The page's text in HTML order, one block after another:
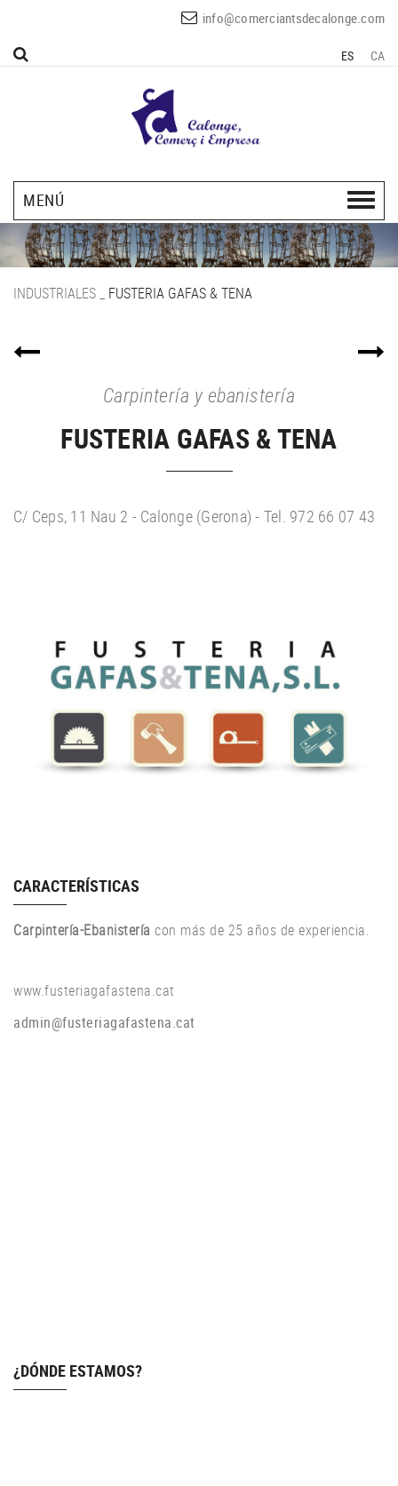
info@comerciantsdecalonge.com
ES CA
MENÚ
INDUSTRIALES FUSTERIA GAFAS & TENA
Carpintería y ebanistería
FUSTERIA GAFAS & TENA
C/ Ceps, 11 Nau 2 - Calonge (Gerona) - Tel. 972 66 07 43
CARACTERÍSTICAS
Carpintería-Ebanistería con más de 25 años de experiencia.
www.fusteriagafastena.cat
admin@fusteriagafastena.cat
¿DÓNDE ESTAMOS?